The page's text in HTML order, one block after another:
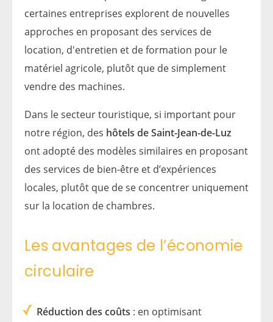
certaines entreprises explorent de nouvelles
approches en proposant des services de
location, d'entretien et de formation pour le
matériel agricole, plutôt que de simplement
vendre des machines.
Dans le secteur touristique, si important pour
notre région, des hôtels de Saint-Jean-de-Luz
ont adopté des modèles similaires en proposant
des services de bien-être et d’expériences
locales, plutôt que de se concentrer uniquement
sur la location de chambres.
Les avantages de l’économie
circulaire
Réduction des coûts : en optimisant